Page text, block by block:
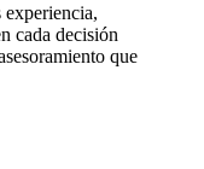
experiencia,
cada decisión
que